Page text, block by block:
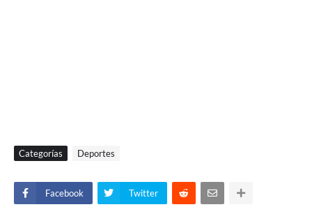
Categorías Deportes
Facebook Twitter